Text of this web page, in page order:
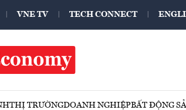
VNE TV TECH CONNECT
THỊ TRƯỜNGDOANH NGHIỆPBẤT ĐỘNG